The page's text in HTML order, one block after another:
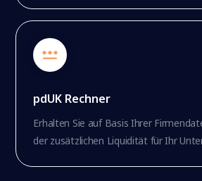
pdUK Rechner
Erhalten Sie auf Basis Ihrer
der zusätzlichen Liquidität für Ihr